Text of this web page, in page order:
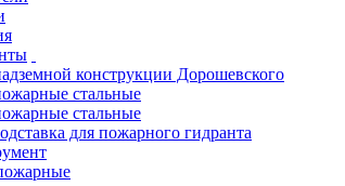
конструкции Дорошевского
стальные
стальные
для пожарного гидранта